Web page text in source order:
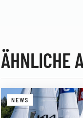
ÄHNLICHE
NEWS